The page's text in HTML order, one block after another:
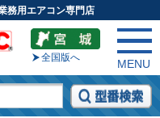
務用エアコン専門店
全国版へ
MENU